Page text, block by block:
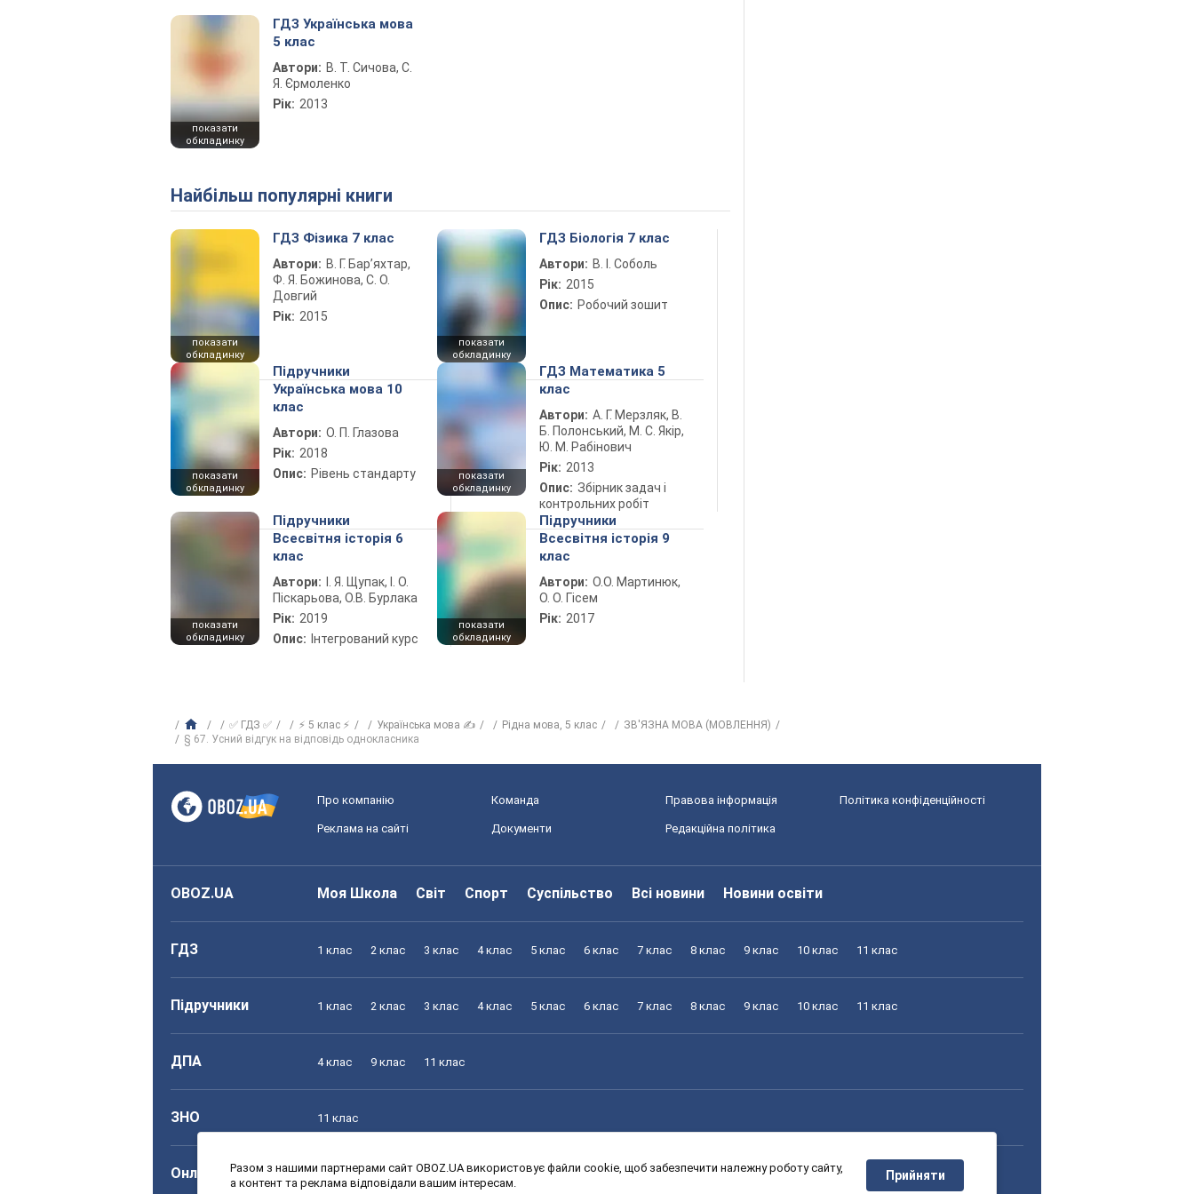
показати
обкладинку
ГДЗ Українська мова
5 клас
Автори: В. Т. Сичова, С.
Я. Єрмоленко
Рік: 2013
Найбільш популярні книги
показати
обкладинку
ГДЗ Фізика 7 клас
Автори: В. Г. Бар’яхтар,
Ф. Я. Божинова, С. О.
Довгий
Рік: 2015
показати
обкладинку
ГДЗ Біологія 7 клас
Автори: В. І. Соболь
Рік: 2015
Опис: Робочий зошит
показати
обкладинку
Підручники
Українська мова 10
клас
Автори: О. П. Глазова
Рік: 2018
Опис: Рівень стандарту
показати
обкладинку
ГДЗ Математика 5
клас
Автори: А. Г. Мерзляк, В.
Б. Полонський, М. С. Якір,
Ю. М. Рабінович
Рік: 2013
Опис: Збірник задач і
контрольних робіт
показати
обкладинку
Підручники
Всесвітня історія 6
клас
Автори:
І. Я. Щупак, І. О.
Піскарьова, О.В. Бурлака
Рік: 2019
Опис: Інтегрований курс
показати
обкладинку
Підручники
Всесвітня історія 9
клас
Автори: О.О. Мартинюк,
О. О. Гісем
Рік: 2017
✅ ГДЗ ✅ ⚡ 5 клас ⚡ Українська мова ✍ Рiдна мова, 5 клас
ЗВ'ЯЗНА МОВА (МОВЛЕННЯ)
§ 67. Усний відгук на відповідь однокласника
Про компанію Команда Правова інформація Політика конфіденційності
Реклама на сайті Документи Редакційна політика
OBOZ.UA Моя Школа Світ Спорт Суспільство Всі новини Новини освіти
ГДЗ 1 клас 2 клас 3 клас 4 клас 5 клас 6 клас 7 клас 8 клас 9 клас 10 клас 11 клас
Підручники 1 клас 2 клас 3 клас 4 клас 5 клас 6 клас 7 клас 8 клас 9 клас 10 клас 11 клас
ДПА 4 клас 9 клас 11 клас
ЗНО 11 клас
Онлайн уроки 1 клас 2 клас 3 клас 4 клас 5 клас 6 клас 7 клас 8 клас 9 клас 10 клас 11 клас
Разом з нашими партнерами сайт OBOZ.UA використовує файли cookie, щоб забезпечити належну роботу сайту,
а контент та реклама відповідали вашим інтересам.
Прийняти